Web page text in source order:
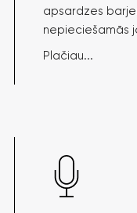
apsardzes
nepieciešamās
Plačiau...